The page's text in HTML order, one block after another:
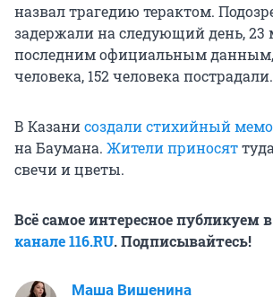
назвал трагедию терактом.
задержали на следующий день, 23
последним официальным данным,
человека, 152 человека пострадали.
В Казанисоздали стихийный
на Баумана. Жители приносят
свечи и цветы.
Всё самое интересное публикуем в
канале 116.RU. Подписывайтесь!
Маша Вишенина